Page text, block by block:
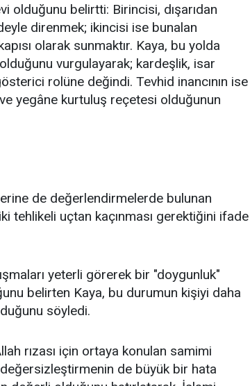
olduğunu belirtti: Birincisi, dışarıdan
direnmek; ikincisi ise bunalan
olarak sunmaktır. Kaya, bu yolda
vurgulayarak; kardeşlik, isar
rolüne değindi. Tevhid inancının ise
yegâne kurtuluş reçetesi olduğunun
de değerlendirmelerde bulunan
tehlikeli uçtan kaçınması gerektiğini ifade
yeterli görerek bir "doygunluk"
belirten Kaya, bu durumun kişiyi daha
söyledi.
rızası için ortaya konulan samimi
de büyük bir hata